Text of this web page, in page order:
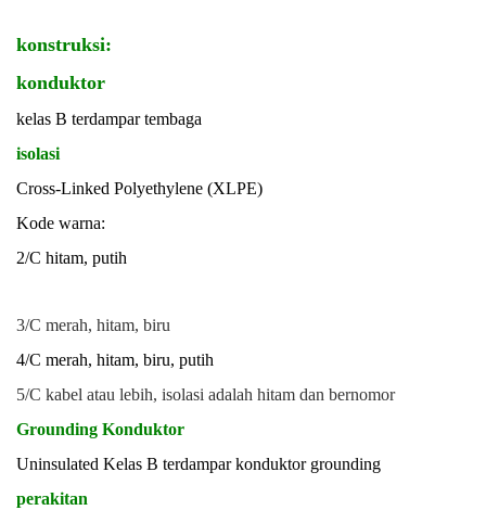
konstruksi:
konduktor
kelas B terdampar tembaga
isolasi
Cross-Linked Polyethylene (XLPE)
Kode warna:
2/C hitam, putih
3/C merah, hitam, biru
4/C merah, hitam, biru, putih
5/C kabel atau lebih, isolasi adalah hitam dan bernomor
Grounding Konduktor
Uninsulated Kelas B terdampar konduktor grounding
perakitan